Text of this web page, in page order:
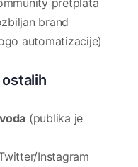
brand
automatizacije)
(publika je
Instagram